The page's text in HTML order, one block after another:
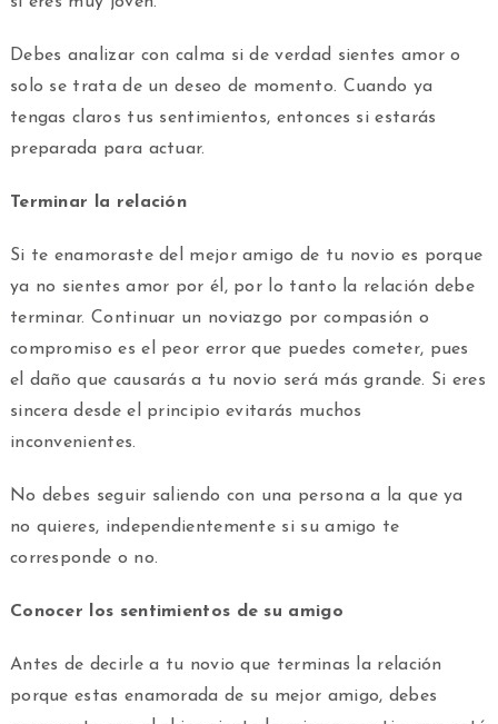
Debes analizar con calma si de verdad sientes amor o
solo se trata de un deseo de momento. Cuando ya
tengas claros tus sentimientos, entonces si estarás
preparada para actuar.
Terminar la relación
Si te enamoraste del mejor amigo de tu novio es porque
ya no sientes amor por él, por lo tanto la relación debe
terminar. Continuar un noviazgo por compasión o
compromiso es el peor error que puedes cometer, pues
el daño que causarás a tu novio será más grande. Si eres
sincera desde el principio evitarás muchos
inconvenientes.
No debes seguir saliendo con una persona a la que ya
no quieres, independientemente si su amigo te
corresponde o no.
Conocer los sentimientos de su amigo
Antes de decirle a tu novio que terminas la relación
porque estas enamorada de su mejor amigo, debes